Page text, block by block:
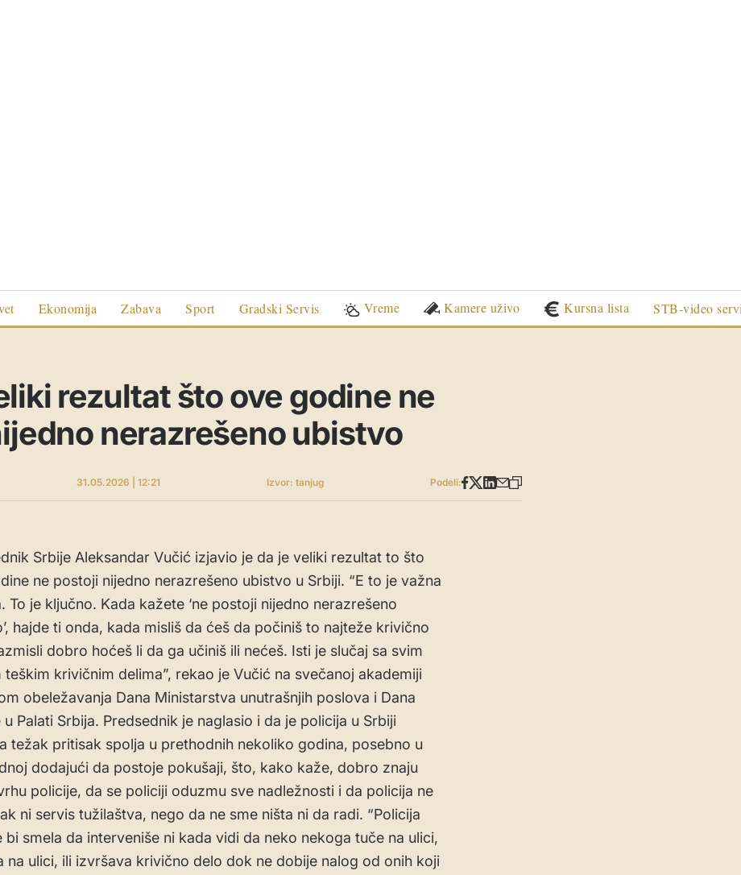
Ekonomija Zabava Sport Gradski Servis Vreme Kamere uživo Kursna lista STB-video
rezultat što ove godine ne
nerazrešeno ubistvo
31.05.2026 | 12:21 Izvor: tanjug Podeli:
Srbije Aleksandar Vučić izjavio je da je veliki rezultat to što
ne postoji nijedno nerazrešeno ubistvo u Srbiji. “E to je važna
To je ključno. Kada kažete ‘ne postoji nijedno nerazrešeno
hajde ti onda, kada misliš da ćeš da počiniš to najteže krivično
dobro hoćeš li da ga učiniš ili nećeš. Isti je slučaj sa svim
teškim krivičnim delima”, rekao je Vučić na svečanoj akademiji
obeležavanja Dana Ministarstva unutrašnjih poslova i Dana
u Palati Srbija. Predsednik je naglasio i da je policija u Srbiji
težak pritisak spolja u prethodnih nekoliko godina, posebno u
dodajući da postoje pokušaji, što, kako kaže, dobro znaju
policije, da se policiji oduzmu sve nadležnosti i da policija ne
ni servis tužilaštva, nego da ne sme ništa ni da radi. “Policija
bi smela da interveniše ni kada vidi da neko nekoga tuče na ulici,
na ulici, ili izvršava krivično delo dok ne dobije nalog od onih koji